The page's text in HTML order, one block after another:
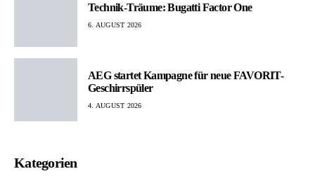
Technik-Träume: Bugatti Factor One
6. AUGUST 2026
AEG startet Kampagne für neue FAVORIT-
Geschirrspüler
4. AUGUST 2026
Kategorien